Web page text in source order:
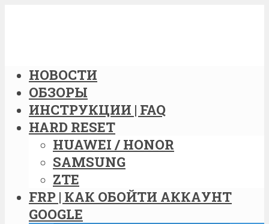
НОВОСТИ
ОБЗОРЫ
ИНСТРУКЦИИ | FAQ
HARD RESET
HUAWEI / HONOR
SAMSUNG
ZTE
FRP | КАК ОБОЙТИ АККАУНТ
GOOGLE